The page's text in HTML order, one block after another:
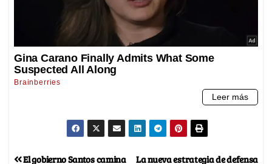
La nueva estrategia de defensa
El gobierno Santos camina